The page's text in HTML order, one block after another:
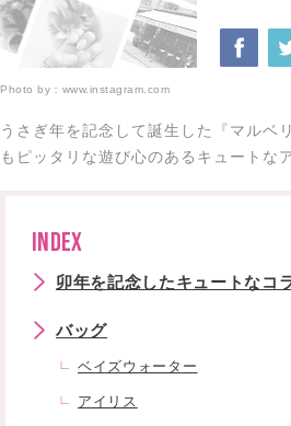
Photo by： www.instagram.com
うさぎ年を記念して誕生した『マルベ
もピッタリな遊び心のあるキュートな
INDEX
卯年を記念したキュートなコ
バッグ
ベイズウォーター
アイリス